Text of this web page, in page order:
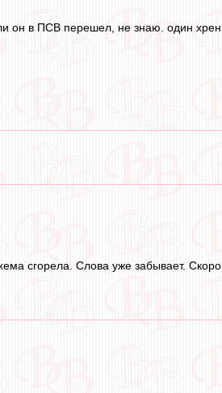
он в ПСВ перешел, не знаю. один
сгорела. Слова уже забывает.